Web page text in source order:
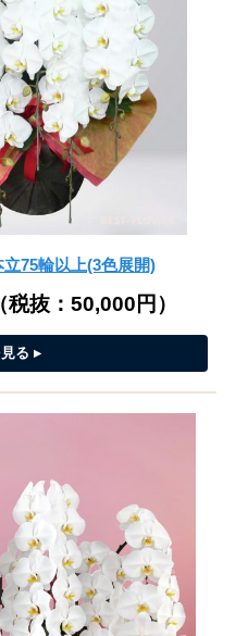
75輪以上(3色展開)
（税抜： 50,000円 ）